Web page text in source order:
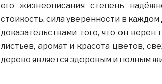
его жизнеописания степень
стойкость, сила уверенности в
доказательствами того, что он верен
листьев, аромат и красота цветов,
дерево является здоровым и полным